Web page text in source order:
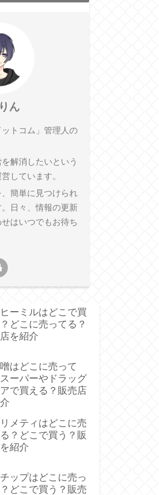
ん
ットコム」管理人の
解消したいという
しています。
簡単に見つけられ
日々、情報の更新
はいつでもお待ち
ーミルはどこで買
どこに売ってる？
を紹介
はどこに売って
ーパーやドラッグ
で買える？販売店
メティはどこに売
？どこで買う？販
紹介
ップはどこに売っ
どこで買う？販売